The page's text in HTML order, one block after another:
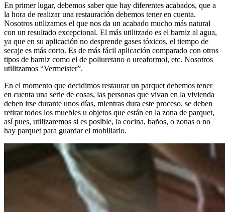
En primer lugar, debemos saber que hay diferentes acabados, que a
la hora de realizar una restauración debemos tener en cuenta.
Nosotros utilizamos el que nos da un acabado mucho más natural
con un resultado excepcional. El más utilitzado es el barniz al agua,
ya que en su aplicación no desprende gases tóxicos, el tiempo de
secaje es más corto. Es de más fácil aplicación comparado con otros
tipos de barniz como el de poliuretano o ureaformol, etc. Nosotros
utilitzamos “Vermeister”.
En el momento que decidimos restaurar un parquet debemos tener
en cuenta una serie de cosas, las personas que vivan en la vivienda
deben irse durante unos días, mientras dura este proceso, se deben
retirar todos los muebles u objetos que están en la zona de parquet,
así pues, utilizaremos si es posible, la cocina, baños, o zonas o no
hay parquet para guardar el mobiliario.